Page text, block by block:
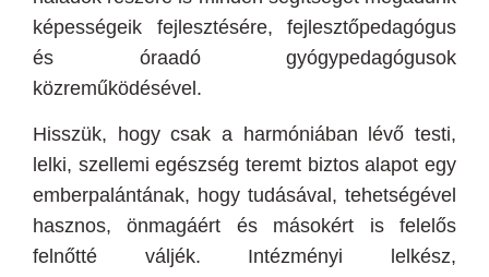
képességeik fejlesztésére, fejlesztőpedagógus
és óraadó gyógypedagógusok
közreműködésével.
Hisszük, hogy csak a harmóniában lévő testi,
lelki, szellemi egészség teremt biztos alapot egy
emberpalántának, hogy tudásával, tehetségével
hasznos, önmagáért és másokért is felelős
felnőtté váljék. Intézményi lelkész,